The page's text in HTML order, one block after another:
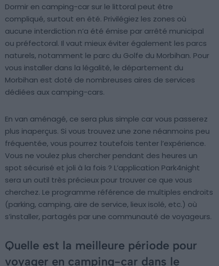
Dormir en camping-car sur le littoral peut être
compliqué, surtout en été. Privilégiez les zones où
aucune interdiction n’a été émise par arrêté municipal
ou préfectoral. Il vaut mieux éviter également les parcs
naturels, notamment le parc du Golfe du Morbihan. Pour
vous installer dans la légalité, le département du
Morbihan est doté de nombreuses aires de services
dédiées aux camping-cars.
En van aménagé, ce sera plus simple car vous passerez
plus inaperçus. Si vous trouvez une zone néanmoins peu
fréquentée, vous pourrez toutefois tenter l’expérience.
Vous ne voulez plus chercher pendant des heures un
spot sécurisé et joli à la fois ? L’application Park4night
sera un outil très précieux pour trouver ce que vous
cherchez. Le programme référence de multiples endroits
(parking, camping, aire de service, lieux isolé, etc.) où
s’installer, partagés par une communauté de voyageurs.
Quelle est la meilleure période pour
voyager en camping-car dans le